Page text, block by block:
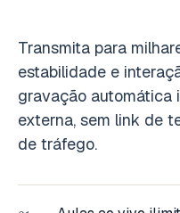
Transmita para
estabilidade e
gravação automática
externa, sem link de
de tráfego.